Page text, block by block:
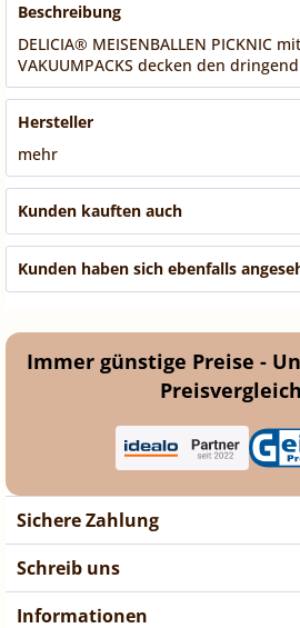
Beschreibung
DELICIA® MEISENBALLEN PICKNIC
VAKUUMPACKS decken den
Hersteller
mehr
Kunden kauften auch
Kunden haben sich ebenfalls
Immer günstige Preise -
Sichere Zahlung
Schreib uns
Informationen